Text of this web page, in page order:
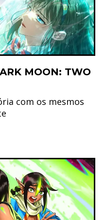
MOON: TWO
com os mesmos